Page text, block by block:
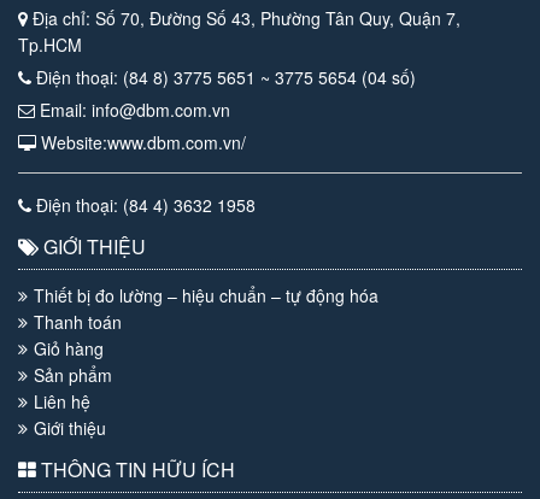
Địa chỉ: Số 70, Đường Số 43, Phường Tân Quy, Quận 7,
Tp.HCM
Điện thoại: (84 8) 3775 5651 ~ 3775 5654 (04 số)
Email: info@dbm.com.vn
Website:www.dbm.com.vn/
Điện thoại: (84 4) 3632 1958
GIỚI THIỆU
Thiết bị đo lường – hiệu chuẩn – tự động hóa
Thanh toán
Giỏ hàng
Sản phẩm
Liên hệ
Giới thiệu
THÔNG TIN HỮU ÍCH